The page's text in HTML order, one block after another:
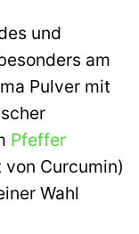
und
am
Pulver mit
Pfeffer
Curcumin)
Wahl